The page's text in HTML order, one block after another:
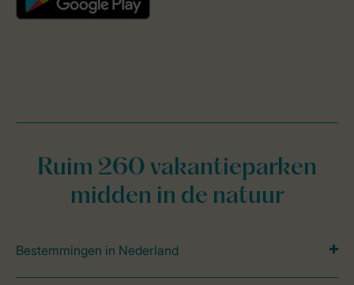
Ruim 260 vakantieparken
midden in de natuur
Bestemmingen in Nederland